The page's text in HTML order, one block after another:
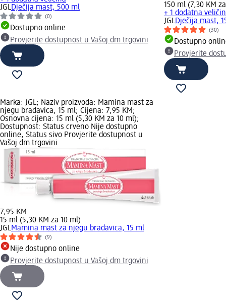
JGLDječija mast, 500 ml
(0)
Dostupno online
Provjerite dostupnost u Vašoj dm trgovini
150 ml (7,30 KM
+ 1 dodatna
JGLDječija mast,
(30)
Dostupno
Provjerite
Marka: JGL; Naziv proizvoda: Mamina mast za
njegu bradavica, 15 ml; Cijena: 7,95 KM;
Osnovna cijena: 15 ml (5,30 KM za 10 ml);
Dostupnost: Status crveno Nije dostupno
online, Status sivo Provjerite dostupnost u
Vašoj dm trgovini
7,95 KM
15 ml (5,30 KM za 10 ml)
JGLMamina mast za njegu bradavica, 15 ml
(9)
Nije dostupno online
Provjerite dostupnost u Vašoj dm trgovini